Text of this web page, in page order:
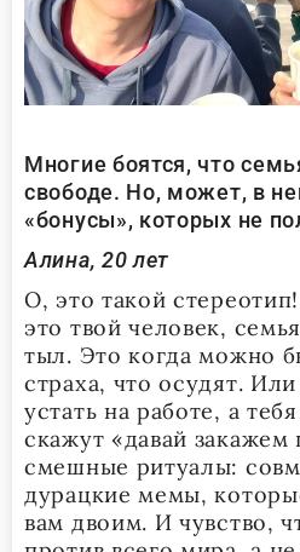
Многие боятся, что
свободе. Но, может, в
«бонусы», которых не
Алина, 20 лет
О, это такой
это твой человек,
тыл. Это когда можно
страха, что осудят.
устать на работе, а
скажут «давай
смешные ритуалы:
дурацкие мемы,
вам двоим. И чувство,